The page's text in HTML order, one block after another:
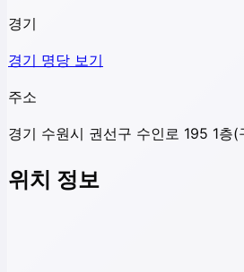
경기
경기 명당 보기
주소
경기 수원시 권선구 수인로 195 1층(
위치 정보